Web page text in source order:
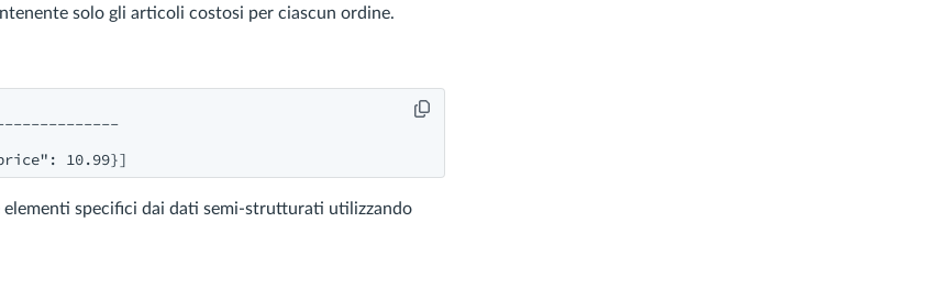
solo gli articoli costosi per ciascun ordine.
10.99}]
elementi specifici dai dati semi-strutturati utilizzando